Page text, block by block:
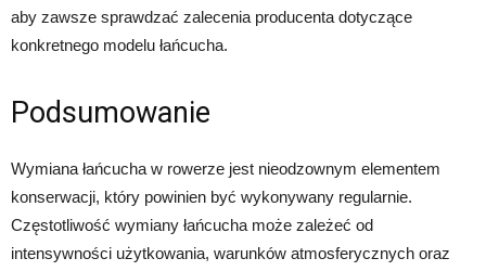
aby zawsze sprawdzać zalecenia producenta dotyczące
konkretnego modelu łańcucha.
Podsumowanie
Wymiana łańcucha w rowerze jest nieodzownym elementem
konserwacji, który powinien być wykonywany regularnie.
Częstotliwość wymiany łańcucha może zależeć od
intensywności użytkowania, warunków atmosferycznych oraz